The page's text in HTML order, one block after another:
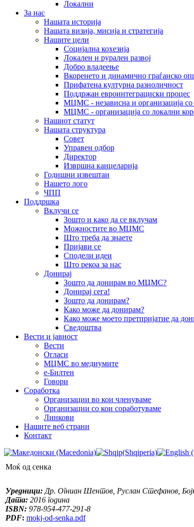
Локални
За нас
Нашата историја
Нашата визија, мисија и стратегија
Нашите цели
Социјална кохезија
Локален и рурален развој
Добро владеење
Вкоренето и динамично граѓанско
Прифатена културна разноличност
Поддржан евроинтеграциски процес
МЦМС - независна и организација со
МЦМС - организација со локални
Нашиот статут
Нашата структура
Совет
Управен одбор
Директор
Извршна канцеларија
Годишни извештаи
Нашето лого
ЧПП
Поддршка
Вклучи се
Зошто и како да се вклучам
Можностите во МЦМС
Што треба да знаете
Пријави се
Сподели идеи
Што рекоа за нас
Донирај
Зошто да донирам во МЦМС?
Донирај сега!
Зошто да донирам?
Како може да донирам?
Како може моето претпријатие да
Сведоштва
Вести и јавност
Вести
Огласи
МЦМС во медиумите
е-Билтен
Говори
Соработка
Организации во кои членуваме
Организации со кои соработуваме
Линкови
Нашите веб страни
Контакт
Моќ од сенка
Уредници: Др. Огниан Шентов, Руслан Стефанов,
Дата: 2016 година
ISBN: 978-954-477-291-8
PDF: mokj-od-senka.pdf